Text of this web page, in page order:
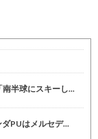
半球にスキーし...
PUはメルセデ...